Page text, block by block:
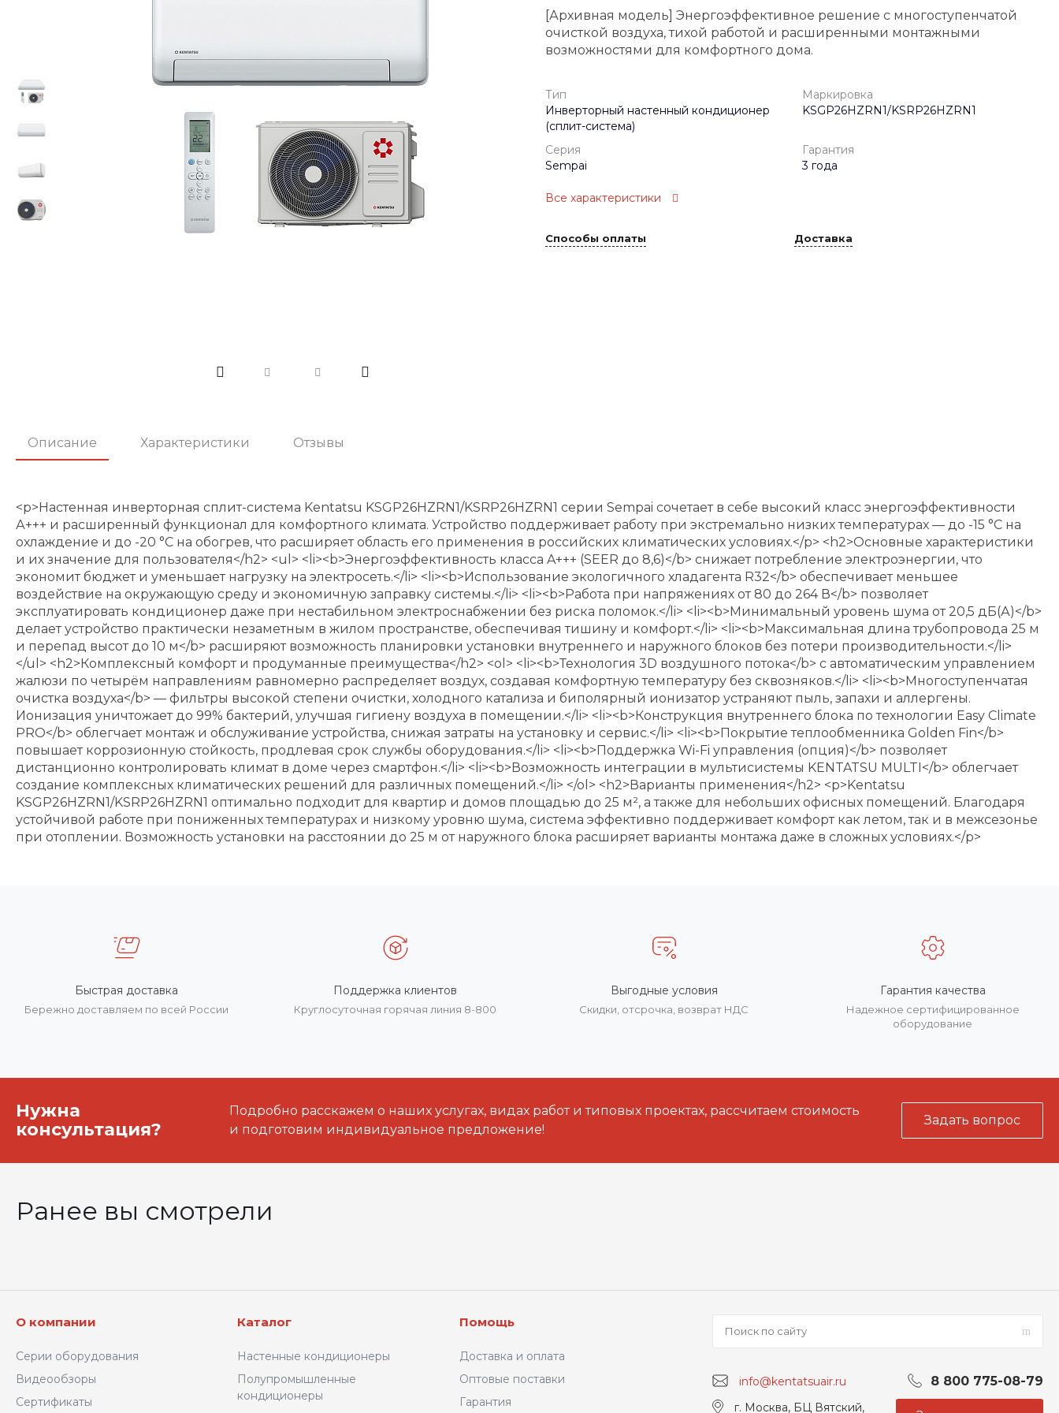
[Архивная модель] Энергоэффективное решение с многоступенчатой
очисткой воздуха, тихой работой и расширенными монтажными
возможностями для комфортного дома.
Тип
Инверторный настенный кондиционер
(сплит-система)
Маркировка
KSGP26HZRN1/KSRP26HZRN1
Серия
Sempai
Гарантия
3 года
Все характеристики
Способы оплаты Доставка
Описание Характеристики Отзывы
<p>Настенная инверторная сплит-система Kentatsu KSGP26HZRN1/KSRP26HZRN1 серии Sempai сочетает в себе высокий класс энергоэффективности
А+++ и расширенный функционал для комфортного климата. Устройство поддерживает работу при экстремально низких температурах — до -15 °C на
охлаждение и до -20 °C на обогрев, что расширяет область его применения в российских климатических условиях.</p> <h2>Основные характеристики
и их значение для пользователя</h2> <ul> <li><b>Энергоэффективность класса A+++ (SEER до 8,6)</b> снижает потребление электроэнергии, что
экономит бюджет и уменьшает нагрузку на электросеть.</li> <li><b>Использование экологичного хладагента R32</b> обеспечивает меньшее
воздействие на окружающую среду и экономичную заправку системы.</li> <li><b>Работа при напряжениях от 80 до 264 В</b> позволяет
эксплуатировать кондиционер даже при нестабильном электроснабжении без риска поломок.</li> <li><b>Минимальный уровень шума от 20,5 дБ(А)</b>
делает устройство практически незаметным в жилом пространстве, обеспечивая тишину и комфорт.</li> <li><b>Максимальная длина трубопровода 25 м
и перепад высот до 10 м</b> расширяют возможность планировки установки внутреннего и наружного блоков без потери производительности.</li>
</ul> <h2>Комплексный комфорт и продуманные преимущества</h2> <ol> <li><b>Технология 3D воздушного потока</b> с автоматическим управлением
жалюзи по четырём направлениям равномерно распределяет воздух, создавая комфортную температуру без сквозняков.</li> <li><b>Многоступенчатая
очистка воздуха</b> — фильтры высокой степени очистки, холодного катализа и биполярный ионизатор устраняют пыль, запахи и аллергены.
Ионизация уничтожает до 99% бактерий, улучшая гигиену воздуха в помещении.</li> <li><b>Конструкция внутреннего блока по технологии Easy Climate
PRO</b> облегчает монтаж и обслуживание устройства, снижая затраты на установку и сервис.</li> <li><b>Покрытие теплообменника Golden Fin</b>
повышает коррозионную стойкость, продлевая срок службы оборудования.</li> <li><b>Поддержка Wi-Fi управления (опция)</b> позволяет
дистанционно контролировать климат в доме через смартфон.</li> <li><b>Возможность интеграции в мультисистемы KENTATSU MULTI</b> облегчает
создание комплексных климатических решений для различных помещений.</li> </ol> <h2>Варианты применения</h2> <p>Kentatsu
KSGP26HZRN1/KSRP26HZRN1 оптимально подходит для квартир и домов площадью до 25 м², а также для небольших офисных помещений. Благодаря
устойчивой работе при пониженных температурах и низкому уровню шума, система эффективно поддерживает комфорт как летом, так и в межсезонье
при отоплении. Возможность установки на расстоянии до 25 м от наружного блока расширяет варианты монтажа даже в сложных условиях.</p>
Быстрая доставка
Бережно доставляем по всей России
Поддержка клиентов
Круглосуточная горячая линия 8-800
Выгодные условия
Скидки, отсрочка, возврат НДС
Гарантия качества
Надежное сертифицированное
оборудование
Нужна
консультация?
Подробно расскажем о наших услугах, видах работ и типовых проектах, рассчитаем стоимость
и подготовим индивидуальное предложение!
Задать вопрос
Ранее вы смотрели
О компании
Серии оборудования
Видеообзоры
Сертификаты
Каталог
Настенные кондиционеры
Полупромышленные
кондиционеры
Помощь
Доставка и оплата
Оптовые поставки
Гарантия
info@kentatsuair.ru 8 800 775-08-79
г. Москва, БЦ Вятский,